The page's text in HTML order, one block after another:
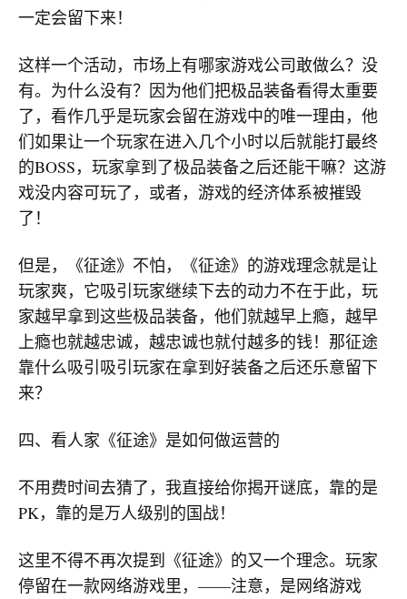
一定会留下来！
这样一个活动，市场上有哪家游戏公司敢做么？没
有。为什么没有？因为他们把极品装备看得太重要
了，看作几乎是玩家会留在游戏中的唯一理由，他
们如果让一个玩家在进入几个小时以后就能打最终
的BOSS，玩家拿到了极品装备之后还能干嘛？这游
戏没内容可玩了，或者，游戏的经济体系被摧毁
了！
但是，《征途》不怕，《征途》的游戏理念就是让
玩家爽，它吸引玩家继续下去的动力不在于此，玩
家越早拿到这些极品装备，他们就越早上瘾，越早
上瘾也就越忠诚，越忠诚也就付越多的钱！那征途
靠什么吸引吸引玩家在拿到好装备之后还乐意留下
来？
四、看人家《征途》是如何做运营的
不用费时间去猜了，我直接给你揭开谜底，靠的是
PK，靠的是万人级别的国战！
这里不得不再次提到《征途》的又一个理念。玩家
停留在一款网络游戏里，——注意，是网络游戏